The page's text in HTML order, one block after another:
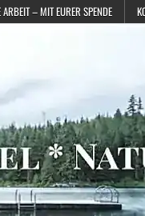
ARBEIT – MIT EURER SPENDE